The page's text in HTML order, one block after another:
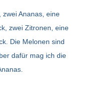
zwei Ananas, eine
zwei Zitronen, eine
Die Melonen sind
dafür mag ich die